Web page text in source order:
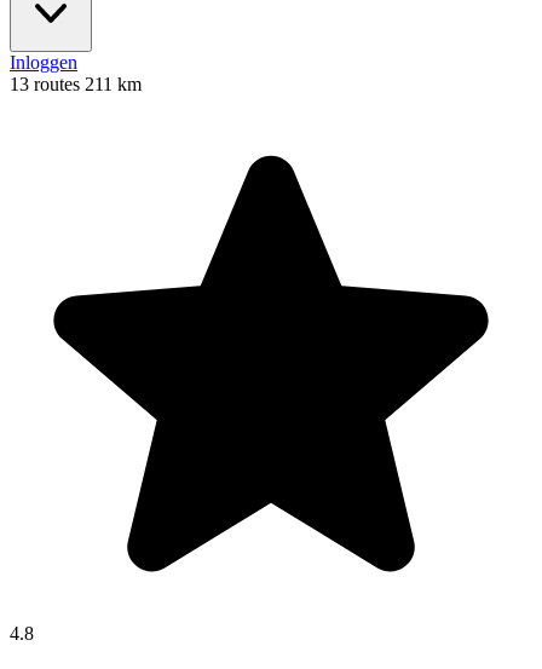
Inloggen
13 routes 211 km
4.8